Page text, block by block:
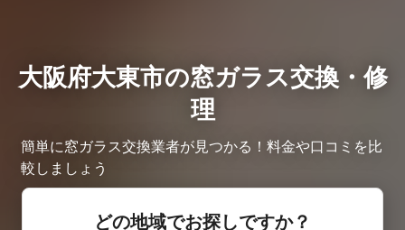
大阪府大東市の窓ガラス交換・修
理
簡単に窓ガラス交換業者が見つかる！料金や口コミを比
較しましょう
どの地域でお探しですか？